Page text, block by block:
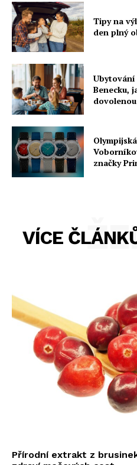
Tipy na
den plný
Benecku,
značky
VÍCE
Přírodní extrakt z